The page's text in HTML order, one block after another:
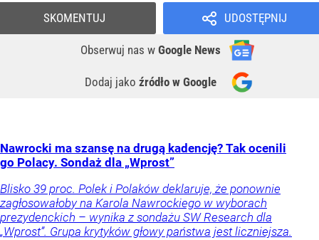
UDOSTĘPNIJ
Obserwuj nas w Google News
Dodaj jako źródło w Google
SKOMENTUJ
Nawrocki ma szansę na drugą kadencję? Tak ocenili
go Polacy. Sondaż dla „Wprost”
Blisko 39 proc. Polek i Polaków deklaruje, że ponownie
zagłosowałoby na Karola Nawrockiego w wyborach
prezydenckich – wynika z sondażu SW Research dla
„Wprost”. Grupa krytyków głowy państwa jest liczniejsza.